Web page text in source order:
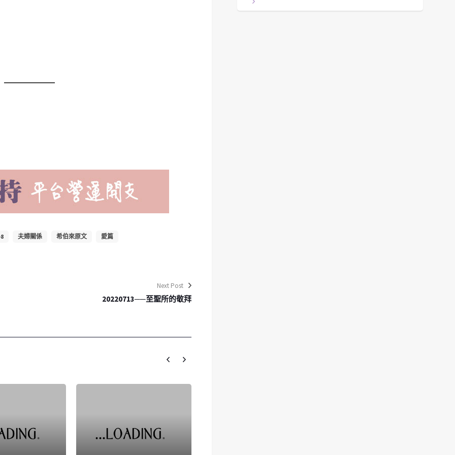
夫婦關係 希伯來原文 愛篇
Next Post
20220713──至聖所的敬拜